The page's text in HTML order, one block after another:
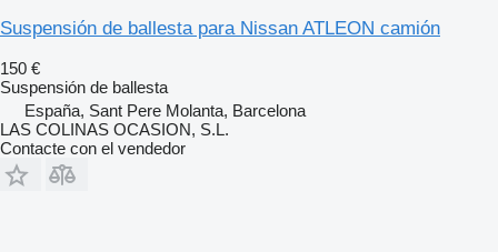
Suspensión de ballesta para Nissan ATLEON camión
150 €
Suspensión de ballesta
España, Sant Pere Molanta, Barcelona
LAS COLINAS OCASION, S.L.
Contacte con el vendedor